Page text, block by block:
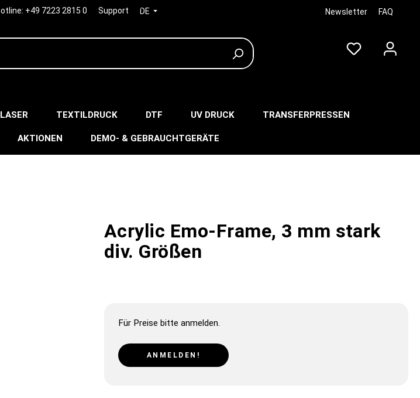
+49 7223 2815 0 Support DE Newsletter FAQ
LASER TEXTILDRUCK DTF UV DRUCK TRANSFERPRESSEN
AKTIONEN DEMO- & GEBRAUCHTGERÄTE
Acrylic Emo-Frame, 3 mm stark
div. Größen
Für Preise bitte anmelden.
ANMELDEN!